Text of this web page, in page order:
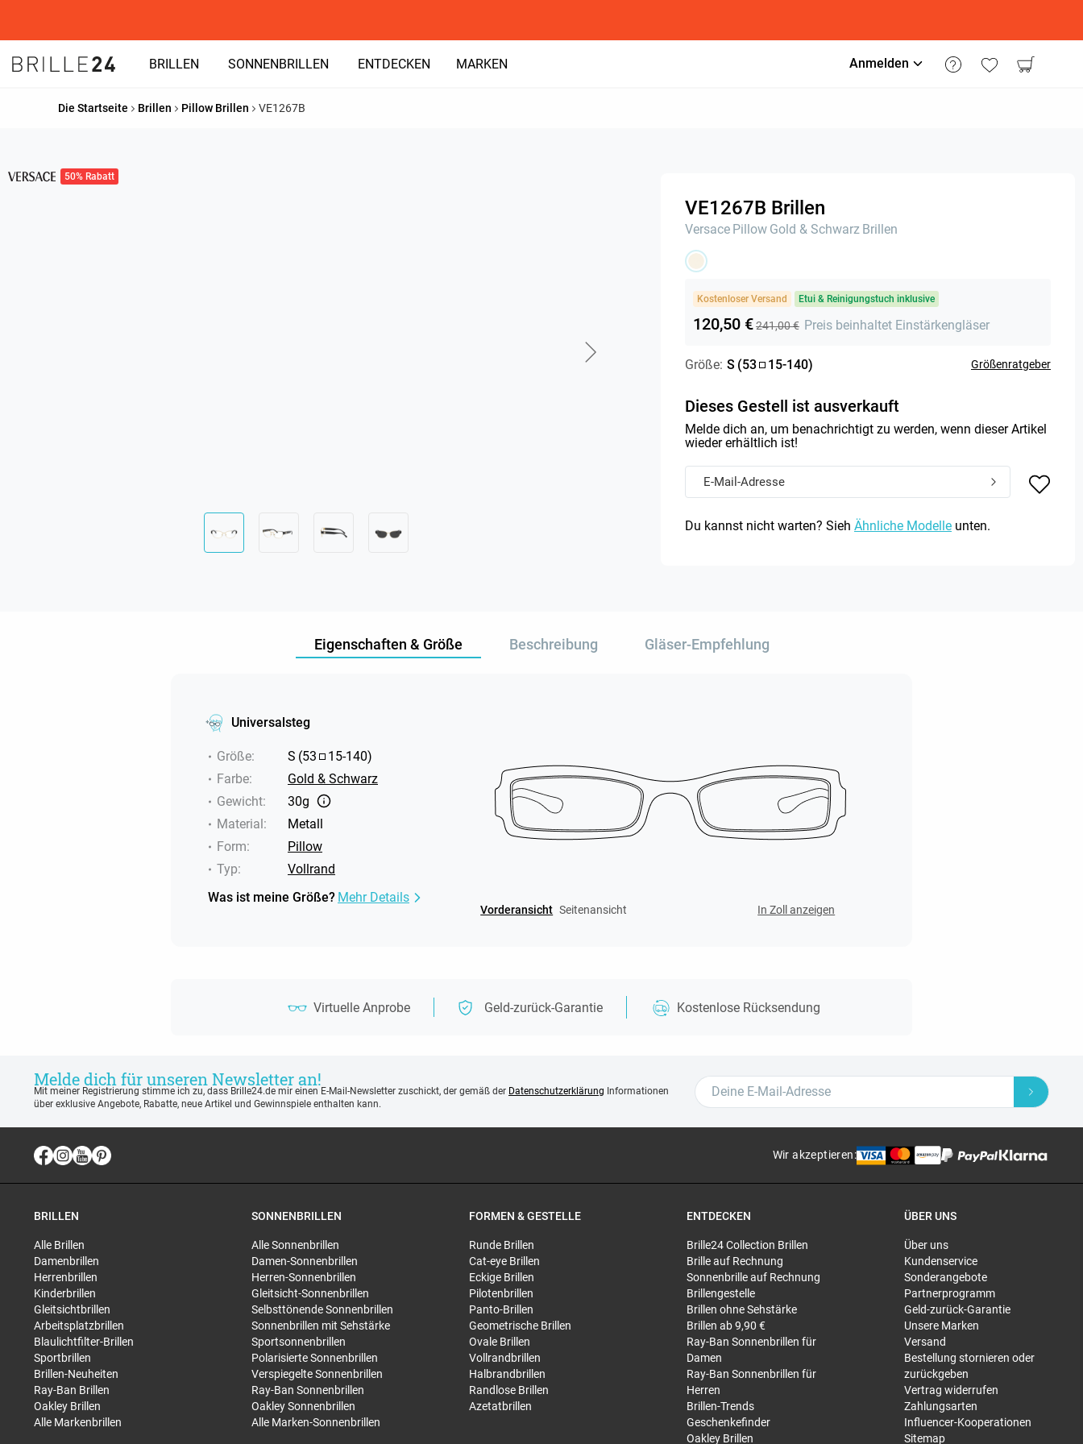
BRILLEN SONNENBRILLEN ENTDECKEN MARKEN Anmelden
Die Startseite Brillen Pillow Brillen VE1267B
50% Rabatt
VE1267B Brillen
Versace Pillow Gold & Schwarz Brillen
Kostenloser Versand Etui & Reinigungstuch inklusive
120,50 €241,00 € Preis beinhaltet Einstärkengläser
Größe: S (53 15-140) Größenratgeber
Dieses Gestell ist ausverkauft
Melde dich an, um benachrichtigt zu werden, wenn dieser Artikel
wieder erhältlich ist!
Du kannst nicht warten? Sieh Ähnliche Modelle unten.
Eigenschaften & Größe Beschreibung Gläser-Empfehlung
Universalsteg
Größe: S (53 15-140)
Farbe:
Gold & Schwarz
Gewicht:
30g
Material:
Metall
Form:
Pillow
Typ:
Vollrand
Was ist meine Größe? Mehr Details
Vorderansicht Seitenansicht In Zoll anzeigen
Virtuelle Anprobe Geld-zurück-Garantie Kostenlose Rücksendung
Melde dich für unseren Newsletter an!
Mit meiner Registrierung stimme ich zu, dass Brille24.de mir einen E-Mail-Newsletter zuschickt, der gemäß der Datenschutzerklärung Informationen
über exklusive Angebote, Rabatte, neue Artikel und Gewinnspiele enthalten kann.
Wir akzeptieren:
BRILLEN
Alle Brillen
Damenbrillen
Herrenbrillen
Kinderbrillen
Gleitsichtbrillen
Arbeitsplatzbrillen
Blaulichtfilter-Brillen
Sportbrillen
Brillen-Neuheiten
Ray-Ban Brillen
Oakley Brillen
Alle Markenbrillen
SONNENBRILLEN
Alle Sonnenbrillen
Damen-Sonnenbrillen
Herren-Sonnenbrillen
Gleitsicht-Sonnenbrillen
Selbsttönende Sonnenbrillen
Sonnenbrillen mit Sehstärke
Sportsonnenbrillen
Polarisierte Sonnenbrillen
Verspiegelte Sonnenbrillen
Ray-Ban Sonnenbrillen
Oakley Sonnenbrillen
Alle Marken-Sonnenbrillen
FORMEN & GESTELLE
Runde Brillen
Cat-eye Brillen
Eckige Brillen
Pilotenbrillen
Panto-Brillen
Geometrische Brillen
Ovale Brillen
Vollrandbrillen
Halbrandbrillen
Randlose Brillen
Azetatbrillen
ENTDECKEN
Brille24 Collection Brillen
Brille auf Rechnung
Sonnenbrille auf Rechnung
Brillengestelle
Brillen ohne Sehstärke
Brillen ab 9,90 €
Ray-Ban Sonnenbrillen für
Damen
Ray-Ban Sonnenbrillen für
Herren
Brillen-Trends
Geschenkefinder
Oakley Brillen
ÜBER UNS
Über uns
Kundenservice
Sonderangebote
Partnerprogramm
Geld-zurück-Garantie
Unsere Marken
Versand
Bestellung stornieren oder
zurückgeben
Vertrag widerrufen
Zahlungsarten
Influencer-Kooperationen
Sitemap